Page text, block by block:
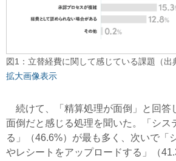
図1：立替経費に関して感じている課題（出
拡大画像表示
続けて、「精算処理が面倒」と回答
面倒だと感じる処理を聞いた。「シス
る」（46.6%）が最も多く、次いで「
やレシートをアップロードする」（